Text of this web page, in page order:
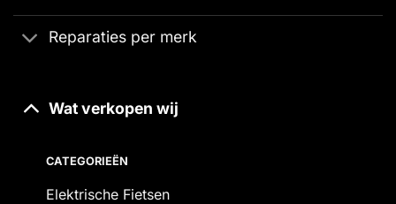
Reparaties per merk
Wat verkopen wij
CATEGORIEËN
Elektrische Fietsen